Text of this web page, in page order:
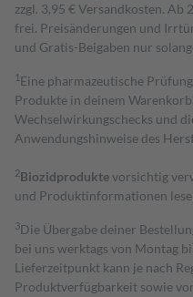
zzgl. 3,95 € Versandkosten.
frei. Preisänderungen und
und Gratis-Beigaben nur
1 Eine pharmazeutische
Produkte in deinem
Wechselwirkungschecks und
Anwendungshinweise des
2Biozidproduktevorsichtig
und Produktinformationen
3Die Übergabe deiner
bei uns werktags von Montag
Lieferzeitpunkt kann je nach
Produktverfügbarkeit sowie